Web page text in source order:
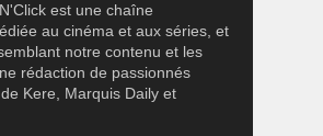
est une chaîne
au cinéma et aux séries, et
notre contenu et les
rédaction de passionnés
Kere, Marquis Daily et